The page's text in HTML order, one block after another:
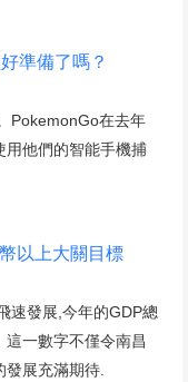
準備了嗎？
PokemonGo在去年
用他們的智能手機捕
以上大關目標
速發展,今年的GDP總
一數字不僅令南昌
展充滿期待.